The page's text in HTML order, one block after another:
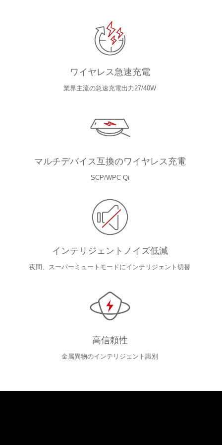
ワイヤレス急速充電
業界主流の急速充電出力27/40W
マルチデバイス互換のワイヤレス充電
SCP/WPC Qi
インテリジェントノイズ低減
夜間、スーパーミュートモードにインテリジェント切替
高信頼性
金属異物のインテリジェント識別